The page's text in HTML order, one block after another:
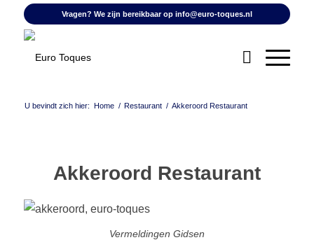
Vragen? We zijn bereikbaar op info@euro-toques.nl
U bevindt zich hier: Home / Restaurant / Akkeroord Restaurant
Akkeroord Restaurant
Vermeldingen Gidsen